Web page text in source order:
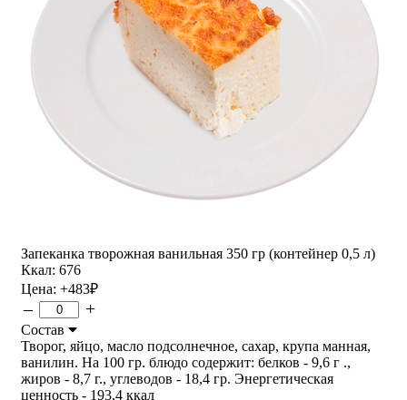
Запеканка творожная ванильная 350 гр (контейнер 0,5 л)
Ккал: 676
Цена: +483₽
– +
Состав
Творог, яйцо, масло подсолнечное, сахар, крупа манная,
ванилин. На 100 гр. блюдо содержит: белков - 9,6 г .,
жиров - 8,7 г., углеводов - 18,4 гр. Энергетическая
ценность - 193,4 ккал